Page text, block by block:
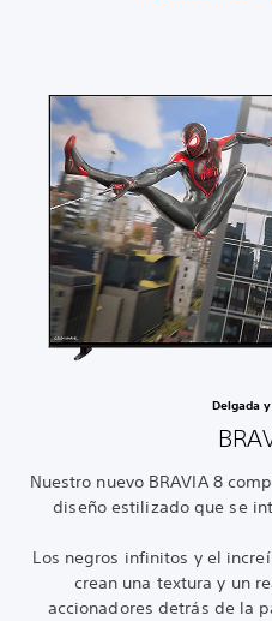
Delgada
Nuestro nuevo BRAVIA 8
diseño estilizado que se
Los negros infinitos y el
crean una textura y un
accionadores detrás de la